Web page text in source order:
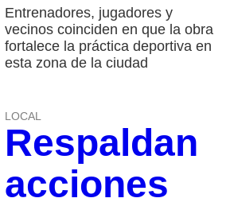
Entrenadores, jugadores y
vecinos coinciden en que la obra
fortalece la práctica deportiva en
esta zona de la ciudad
LOCAL
Respaldan
acciones